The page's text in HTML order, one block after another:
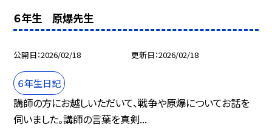
６年生 原爆先生
公開日 2026/02/18 更新日 2026/02/18
６年生日記
講師の方にお越しいただいて、戦争や原爆についてお話を
伺いました。講師の言葉を真剣...